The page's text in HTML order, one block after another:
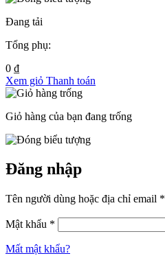
Đang tải
Tổng phụ:
0 ₫
Xem giỏ Thanh toán
Giỏ hàng của bạn đang trống
Đăng nhập
Tên người dùng hoặc địa chỉ email *
Mật khẩu *
Mất mật khẩu?